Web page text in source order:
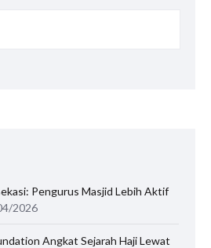
Pengurus Masjid Lebih Aktif
2026
Angkat Sejarah Haji Lewat